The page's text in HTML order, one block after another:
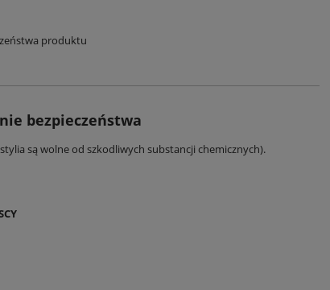
produktu
bezpieczeństwa
są wolne od szkodliwych substancji chemicznych).